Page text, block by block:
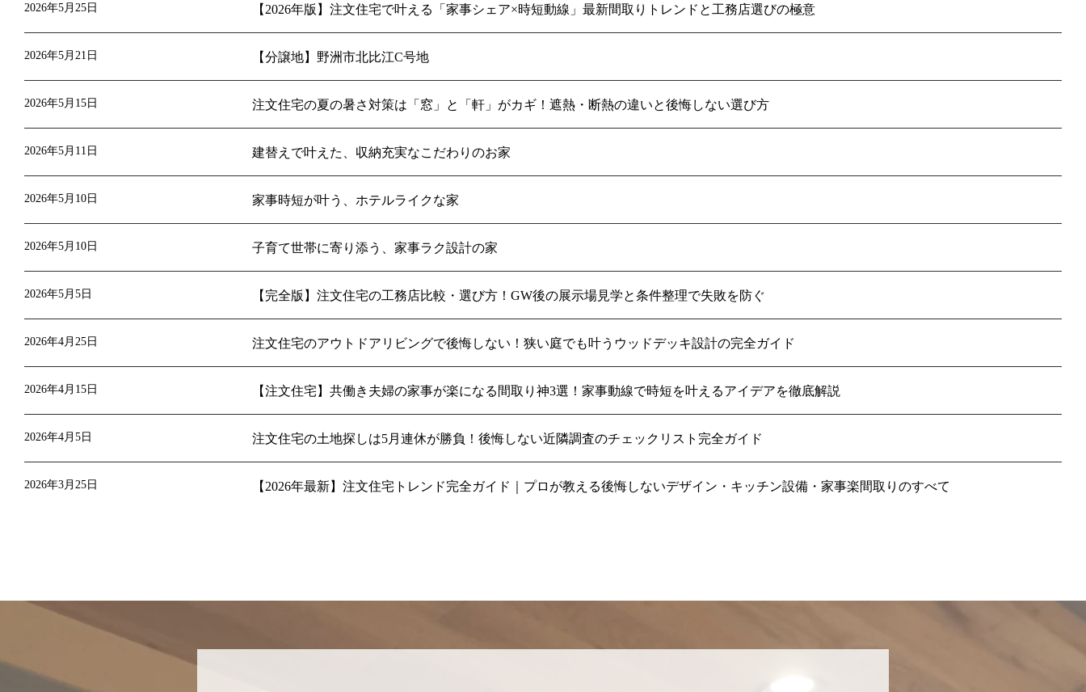
2026年5月25日 【2026年版】注文住宅で叶える「家事シェア×時短動線」最新間取りトレンドと工務店選びの極意
2026年5月21日 【分譲地】野洲市北比江C号地
2026年5月15日 注文住宅の夏の暑さ対策は「窓」と「軒」がカギ！遮熱・断熱の違いと後悔しない選び方
2026年5月11日 建替えで叶えた、収納充実なこだわりのお家
2026年5月10日 家事時短が叶う、ホテルライクな家
2026年5月10日 子育て世帯に寄り添う、家事ラク設計の家
2026年5月5日 【完全版】注文住宅の工務店比較・選び方！GW後の展示場見学と条件整理で失敗を防ぐ
2026年4月25日 注文住宅のアウトドアリビングで後悔しない！狭い庭でも叶うウッドデッキ設計の完全ガイド
2026年4月15日 【注文住宅】共働き夫婦の家事が楽になる間取り神3選！家事動線で時短を叶えるアイデアを徹底解説
2026年4月5日 注文住宅の土地探しは5月連休が勝負！後悔しない近隣調査のチェックリスト完全ガイド
2026年3月25日 【2026年最新】注文住宅トレンド完全ガイド｜プロが教える後悔しないデザイン・キッチン設備・家事楽間取りのすべて